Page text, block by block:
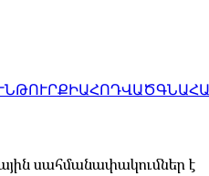
ԹՈՒՐՔԻԱՀՈԴՎԱԾ
սահմանափակումներ է